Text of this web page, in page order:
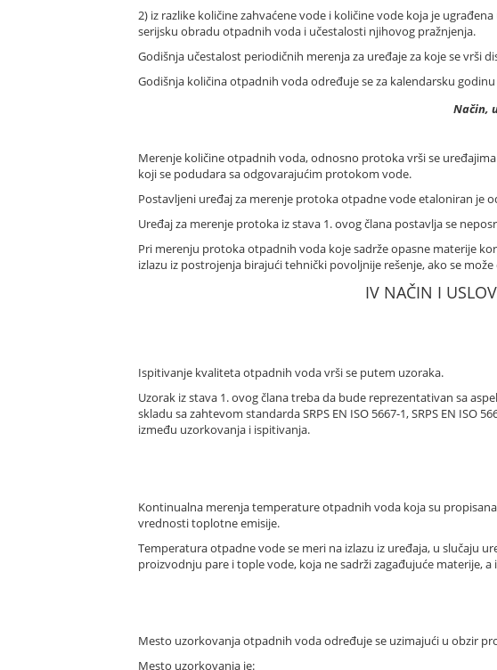
2) iz razlike količine zahvaćene vode i količine vode koja je
serijsku obradu otpadnih voda i učestalosti njihovog pražnjenja.
Godišnja učestalost periodičnih merenja za uređaje za koje se
Godišnja količina otpadnih voda određuje se za kalendarsku
Način,
Merenje količine otpadnih voda, odnosno protoka vrši se
koji se podudara sa odgovarajućim protokom vode.
Postavljeni uređaj za merenje protoka otpadne vode etaloniran je
Uređaj za merenje protoka iz stava 1. ovog člana postavlja se
Pri merenju protoka otpadnih voda koje sadrže opasne materije
izlazu iz postrojenja birajući tehnički povoljnije rešenje, ako se
IV NAČIN I
Ispitivanje kvaliteta otpadnih voda vrši se putem uzoraka.
Uzorak iz stava 1. ovog člana treba da bude reprezentativan sa
skladu sa zahtevom standarda SRPS EN ISO 5667-1, SRPS EN ISO
između uzorkovanja i ispitivanja.
Kontinualna merenja temperature otpadnih voda koja su
vrednosti toplotne emisije.
Temperatura otpadne vode se meri na izlazu iz uređaja, u slučaju
proizvodnju pare i tople vode, koja ne sadrži zagađujuće materije,
Mesto uzorkovanja otpadnih voda određuje se uzimajući u obzir
Mesto uzorkovanja je: